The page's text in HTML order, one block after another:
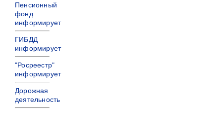
Пенсионный
фонд
информирует
ГИБДД
информирует
"Росреестр"
информирует
Дорожная
деятельность